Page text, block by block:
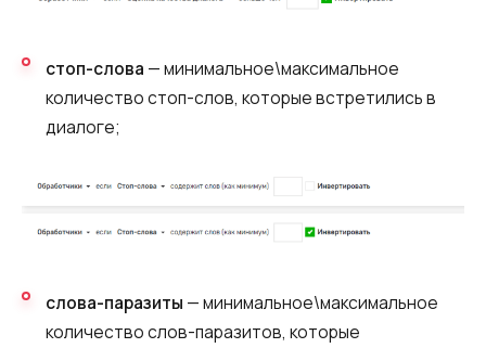
стоп-слова — минимальное\максимальное
количество стоп-слов, которые встретились в
диалоге;
слова-паразиты — минимальное\максимальное
количество слов-паразитов, которые